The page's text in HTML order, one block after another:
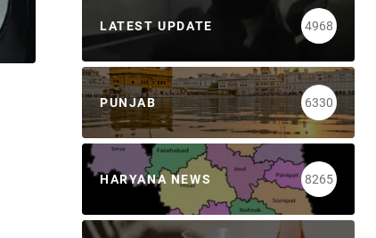
LATEST UPDATE 4968
PUNJAB 6330
HARYANA NEWS 8265